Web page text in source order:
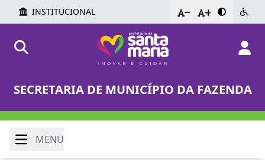
INSTITUCIONAL - +
SECRETARIA DE MUNICÍPIO DA FAZENDA
MENU